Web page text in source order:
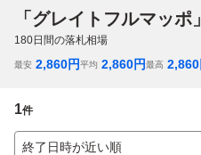
「グレイトフルマッポ」
180日間の落札相場
最安 2,860円平均 2,860円最高 2,860
1件
終了日時が近い順